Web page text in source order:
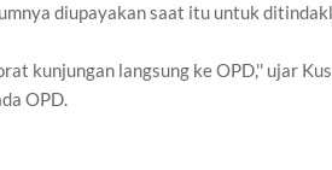
diupayakan saat itu untuk
kunjungan langsung ke OPD,'' ujar
OPD.